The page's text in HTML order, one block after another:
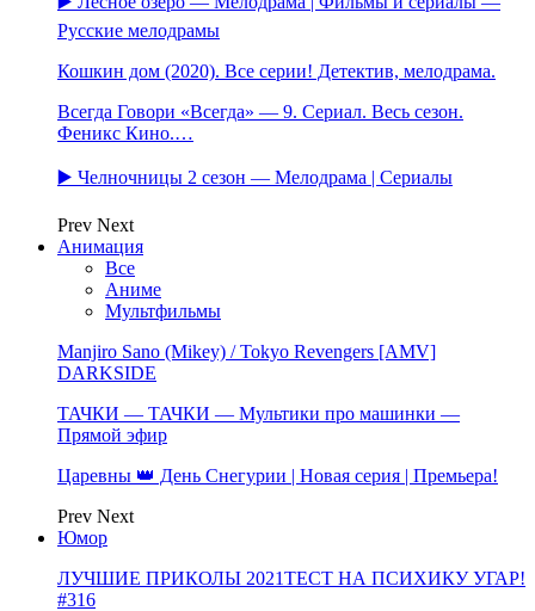
Русские мелодрамы
Кошкин дом (2020). Все серии! Детектив, мелодрама.
Всегда Говори «Всегда» — 9. Сериал. Весь сезон.
Феникс Кино.…
▶️ Челночницы 2 сезон — Мелодрама | Сериалы
Prev Next
Анимация
Все
Аниме
Мультфильмы
Manjiro Sano (Mikey) / Tokyo Revengers [AMV]
DARKSIDE
ТАЧКИ — ТАЧКИ — Мультики про машинки —
Прямой эфир
Царевны 👑 День Снегурии | Новая серия | Премьера!
Prev Next
Юмор
ЛУЧШИЕ ПРИКОЛЫ 2021ТЕСТ НА ПСИХИКУ УГАР!
#316